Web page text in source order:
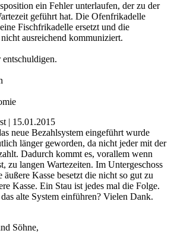
ein Fehler unterlaufen, der zu der
geführt hat. Die Ofenfrikadelle
Fischfrikadelle ersetzt und die
ausreichend kommuniziert.
| 15.01.2015
neue Bezahlsystem eingeführt wurde
länger geworden, da nicht jeder mit der
Dadurch kommt es, vorallem wenn
zu langen Wartezeiten. Im Untergeschoss
Kasse besetzt die nicht so gut zu
Kasse. Ein Stau ist jedes mal die Folge.
alte System einführen? Vielen Dank.
Söhne,